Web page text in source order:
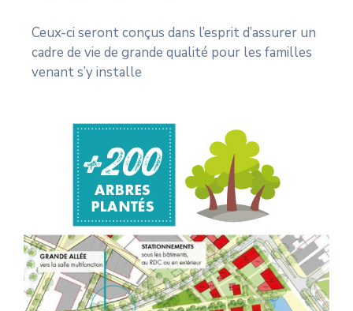
Ceux-ci seront conçus dans l’esprit d’assurer un
cadre de vie de grande qualité pour les familles
venant s’y installe